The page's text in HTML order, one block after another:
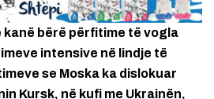
kanë bërë përfitime të vogla
intensive në lindje të
se Moska ka dislokuar
Kursk, në kufi me Ukrainën,